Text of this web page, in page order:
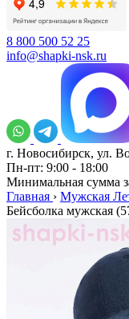
8 800 500 52 25
info@shapki-nsk.ru
г. Новосибирск, ул.
Пн-пт: 9:00 - 18:00
Минимальная сумма
Главная › Мужская
Бейсболка мужская